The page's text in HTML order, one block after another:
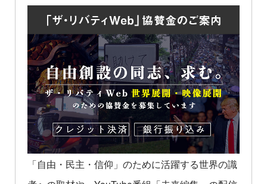
「自由・民主・信仰」のために活躍する世界の識